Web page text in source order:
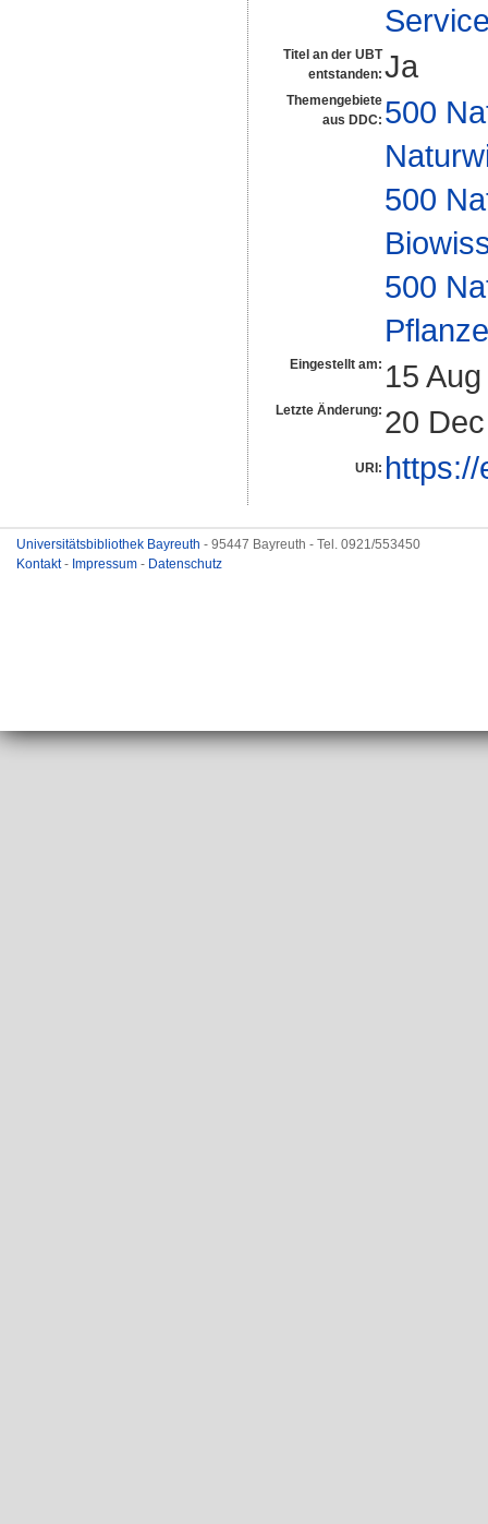
Titel an der UBT
entstanden: Ja
Themengebiete
aus DDC: 500
500
500
Eingestellt am: 15
Letzte Änderung: 20
URI:
Universitätsbibliothek Bayreuth - 95447 Bayreuth - Tel. 0921/553450
Kontakt- Impressum - Datenschutz